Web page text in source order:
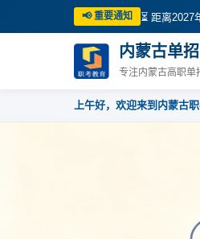
📢 重要通知 ⏳ 距离
内蒙古单
专注内蒙古高职单
上午好，欢迎来到内蒙古职